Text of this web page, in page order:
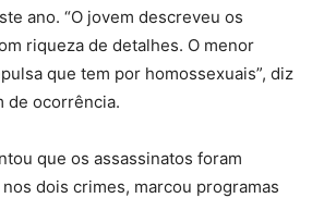
ano. “O jovem descreveu os
riqueza de detalhes. O menor
que tem por homossexuais”, diz
de ocorrência.
que os assassinatos foram
dois crimes, marcou programas